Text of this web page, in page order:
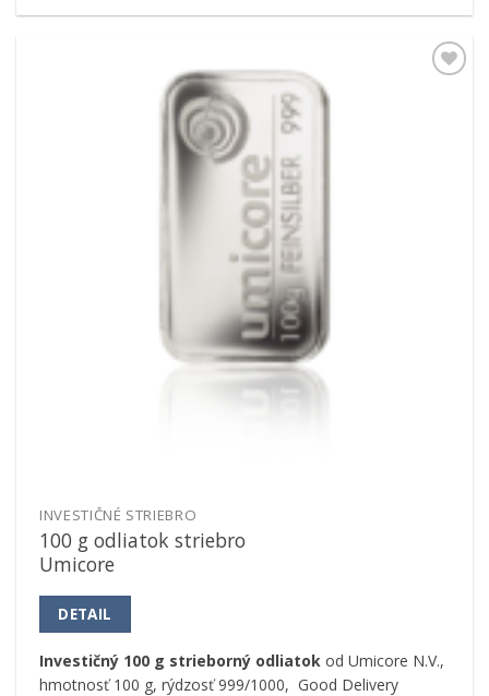
INVESTIČNÉ STRIEBRO
100 g odliatok striebro
Umicore
DETAIL
Investičný 100 g strieborný odliatokod Umicore N.V.,
hmotnosť 100 g, rýdzosť 999/1000, Good Delivery